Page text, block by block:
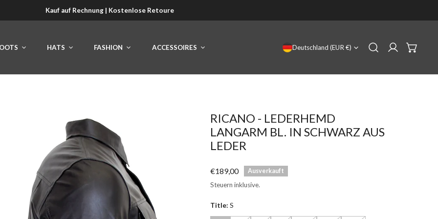
Kauf auf Rechnung | Kostenlose Retoure
HATS FASHION ACCESSOIRES LAND/REGION
Deutschland (EUR €)
Einloggen
RICANO - LEDERHEMD
LANGARM BL. IN SCHWARZ AUS
LEDER
Regulärer
Preis
€189,00 Ausverkauft
Steuern inklusive.
Title: S